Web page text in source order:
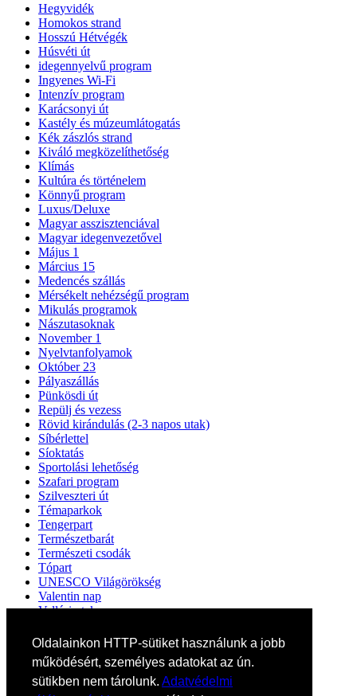
Oldalainkon HTTP-sütiket használunk a jobb
működésért, személyes adatokat az ún.
sütikben nem tárolunk. Adatvédelmi
Hegyvidék
Homokos strand
Hosszú Hétvégék
Húsvéti út
idegennyelvű program
Ingyenes Wi-Fi
Intenzív program
Karácsonyi út
Kastély és múzeumlátogatás
Kék zászlós strand
Kiváló megközelíthetőség
Klímás
Kultúra és történelem
Könnyű program
Luxus/Deluxe
Magyar asszisztenciával
Magyar idegenvezetővel
Május 1
Március 15
Medencés szállás
Mérsékelt nehézségű program
Mikulás programok
Nászutasoknak
November 1
Nyelvtanfolyamok
Október 23
Pályaszállás
Pünkösdi út
Repülj és vezess
Rövid kirándulás (2-3 napos utak)
Síbérlettel
Síoktatás
Sportolási lehetőség
Szafari program
Szilveszteri út
Témaparkok
Tengerpart
Természetbarát
Természeti csodák
Tópart
UNESCO Világörökség
Valentin nap
Vallási utak
Városlátogatás egyénileg
Velencei karnevál
Vidéki felszállással
Wellness